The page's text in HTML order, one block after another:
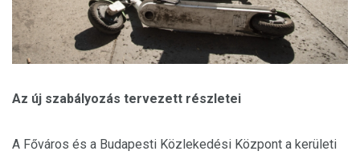
Az új szabályozás tervezett részletei
A Főváros és a Budapesti Közlekedési Központ a kerületi